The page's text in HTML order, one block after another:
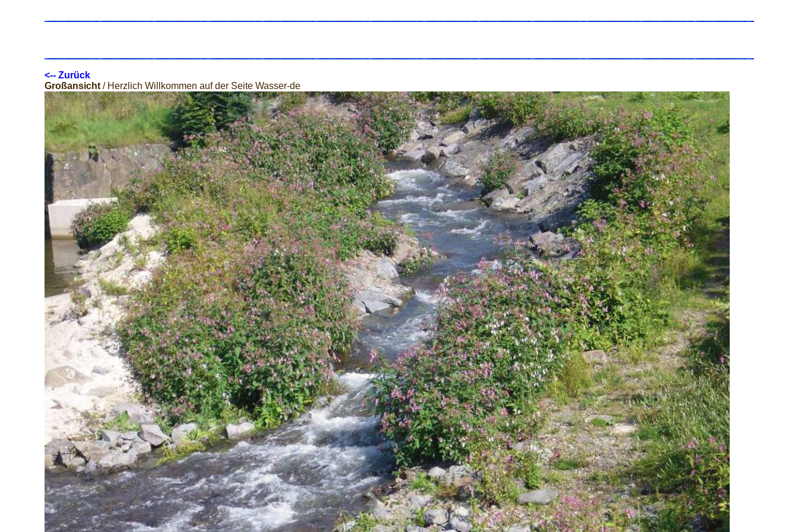
<-- Zurück
Großansicht/ Herzlich Willkommen auf der Seite Wasser-de